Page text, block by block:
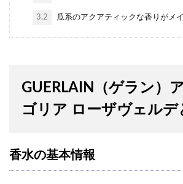
3.2 瓜系のアクアティックな香りがメ
GUERLAIN（ゲラン）
ゴリア ローザヴェルデ
香水の基本情報